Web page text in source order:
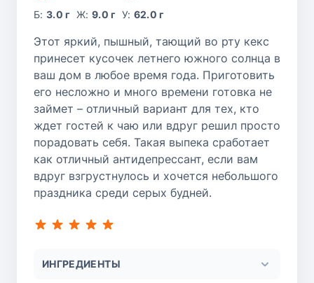
Б:3.0 г Ж: 9.0 г У: 62.0 г
Этот яркий, пышный, тающий во рту кекс
принесет кусочек летнего южного солнца в
ваш дом в любое время года. Приготовить
его несложно и много времени готовка не
займет – отличный вариант для тех, кто
ждет гостей к чаю или вдруг решил просто
порадовать себя. Такая выпека сработает
как отличный антидепрессант, если вам
вдруг взгрустнулось и хочется небольшого
праздника среди серых будней.
ИНГРЕДИЕНТЫ